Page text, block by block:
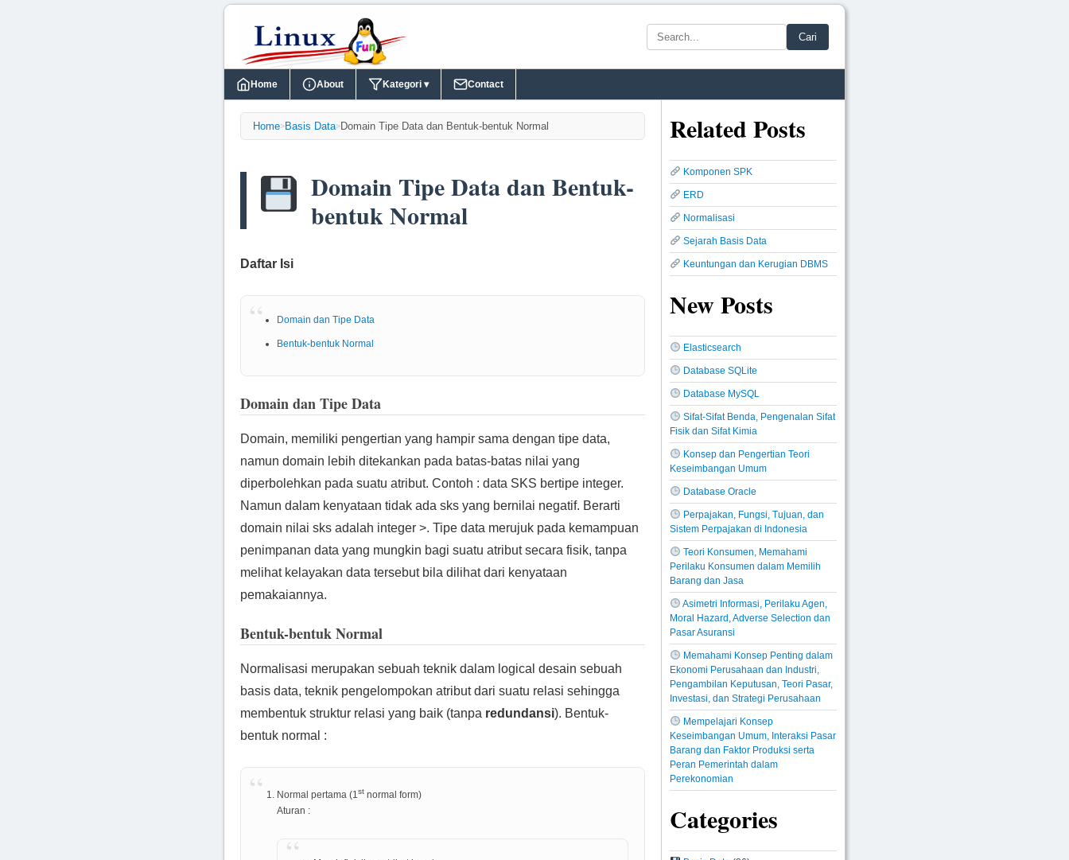
Cari
Home About Kategori ▾ Contact
Home>Basis Data>Domain Tipe Data dan Bentuk-bentuk Normal
Domain Tipe Data dan Bentuk-
bentuk Normal
Daftar Isi
Domain dan Tipe Data
Bentuk-bentuk Normal
Domain dan Tipe Data
Domain, memiliki pengertian yang hampir sama dengan tipe data,
namun domain lebih ditekankan pada batas-batas nilai yang
diperbolehkan pada suatu atribut. Contoh : data SKS bertipe integer.
Namun dalam kenyataan tidak ada sks yang bernilai negatif. Berarti
domain nilai sks adalah integer >. Tipe data merujuk pada kemampuan
penimpanan data yang mungkin bagi suatu atribut secara fisik, tanpa
melihat kelayakan data tersebut bila dilihat dari kenyataan
pemakaiannya.
Bentuk-bentuk Normal
Normalisasi merupakan sebuah teknik dalam logical desain sebuah
basis data, teknik pengelompokan atribut dari suatu relasi sehingga
membentuk struktur relasi yang baik (tanpa redundansi). Bentuk-
bentuk normal :
Normal pertama (1st normal form)
Aturan :
Related Posts
Komponen SPK
ERD
Normalisasi
Sejarah Basis Data
Keuntungan dan Kerugian DBMS
New Posts
Elasticsearch
Database SQLite
Database MySQL
Sifat-Sifat Benda, Pengenalan Sifat
Fisik dan Sifat Kimia
Konsep dan Pengertian Teori
Keseimbangan Umum
Database Oracle
Perpajakan, Fungsi, Tujuan, dan
Sistem Perpajakan di Indonesia
Teori Konsumen, Memahami
Perilaku Konsumen dalam Memilih
Barang dan Jasa
Asimetri Informasi, Perilaku Agen,
Moral Hazard, Adverse Selection dan
Pasar Asuransi
Memahami Konsep Penting dalam
Ekonomi Perusahaan dan Industri,
Pengambilan Keputusan, Teori Pasar,
Investasi, dan Strategi Perusahaan
Mempelajari Konsep
Keseimbangan Umum, Interaksi Pasar
Barang dan Faktor Produksi serta
Peran Pemerintah dalam
Perekonomian
Categories